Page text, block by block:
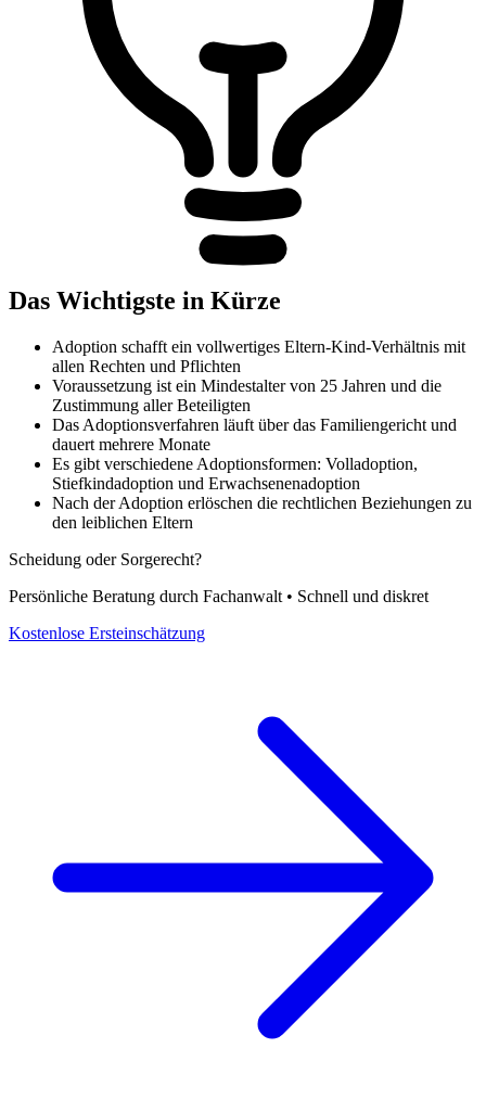
Das Wichtigste in Kürze
Adoption schafft ein vollwertiges Eltern-Kind-Verhältnis mit
allen Rechten und Pflichten
Voraussetzung ist ein Mindestalter von 25 Jahren und die
Zustimmung aller Beteiligten
Das Adoptionsverfahren läuft über das Familiengericht und
dauert mehrere Monate
Es gibt verschiedene Adoptionsformen: Volladoption,
Stiefkindadoption und Erwachsenenadoption
Nach der Adoption erlöschen die rechtlichen Beziehungen zu
den leiblichen Eltern
Scheidung oder Sorgerecht?
Persönliche Beratung durch Fachanwalt • Schnell und diskret
Kostenlose Ersteinschätzung